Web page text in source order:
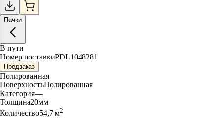
Пачки
В пути
Номер поставкиPDL1048281
Предзаказ
Полированная
ПоверхностьПолированная
Категория—
Толщина20мм
Количество54,7 м2